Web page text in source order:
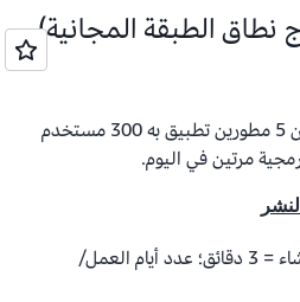
S3
من
نطاق الطبقة المجانية)
يتوفر لفريق تشغيل يتكون من 5 مطورين تطبيق به 300 مستخدم
مرتين في اليوم.
افتراضات: متوسط وقت الإنشاء = 3 دقائق؛ عدد أيام العمل/